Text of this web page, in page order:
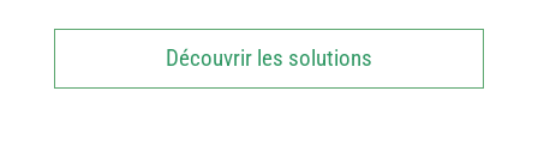
Découvrir les solutions